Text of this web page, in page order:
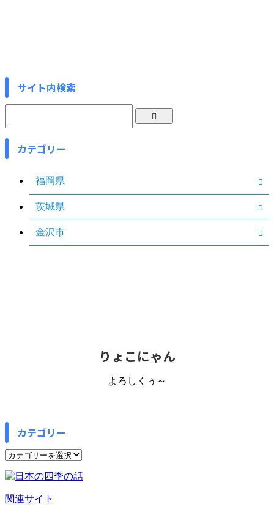
サイト内検索
カテゴリー
福岡県
茨城県
金沢市
りょこにゃん
よろしくぅ～
カテゴリー
カ
ゴ
リ
ー
関連サイト